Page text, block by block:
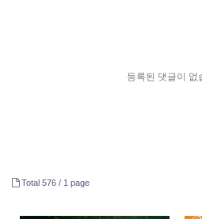
등록된 댓글이 없
Total 576 / 1 page